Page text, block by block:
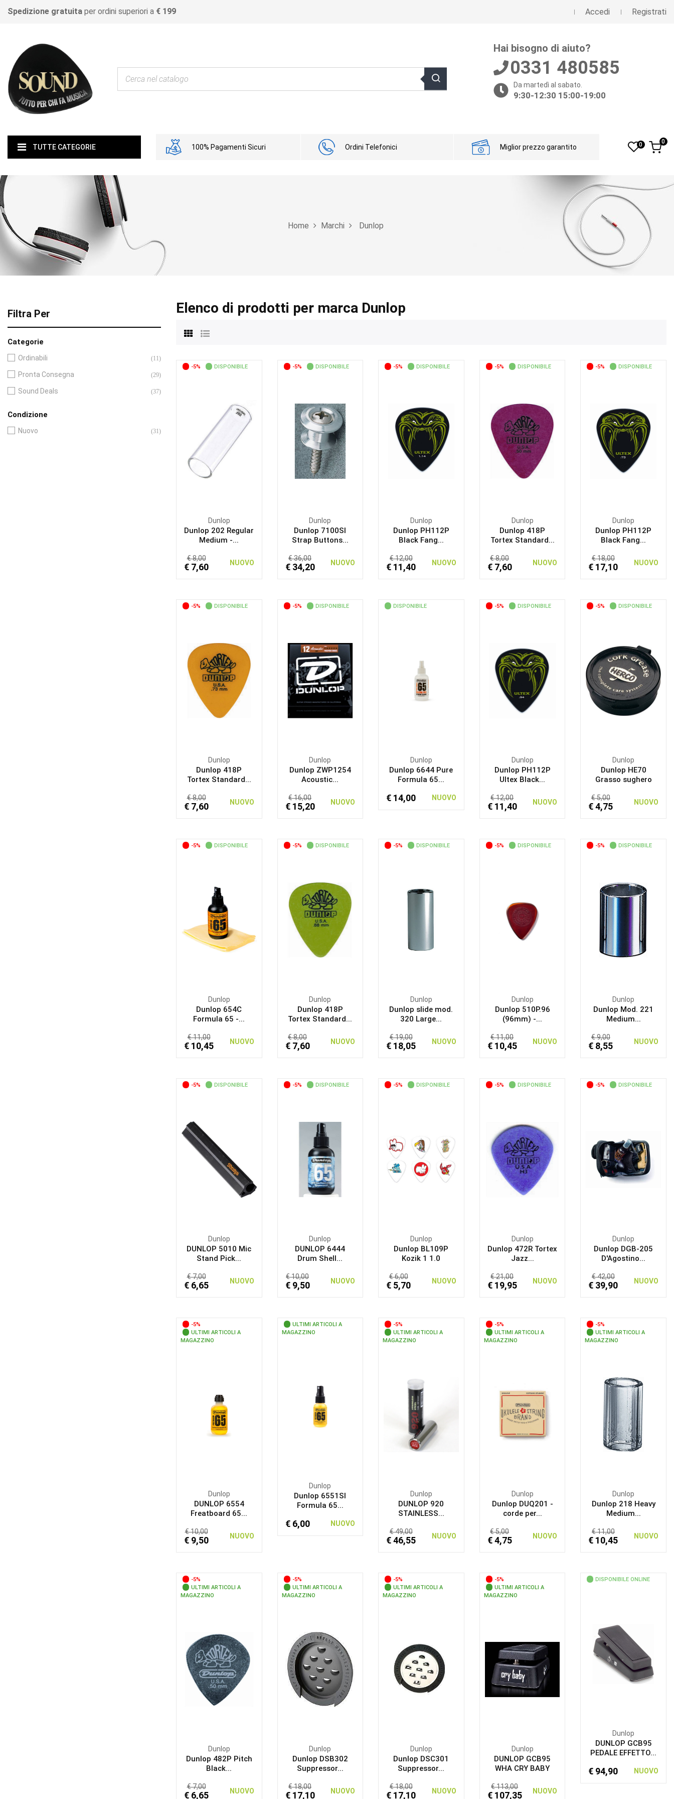
Spedizione gratuita per ordini superiori a € 199 Accedi Registrati
Hai bisogno di aiuto?
0331 480585
Da martedì al sabato.
9:30-12:30 15:00-19:00
TUTTE CATEGORIE 100% Pagamenti Sicuri Ordini Telefonici Miglior prezzo garantito 0 0
Home Marchi Dunlop
Filtra Per
Categorie
Ordinabili (11)
Pronta Consegna (29)
Sound Deals (37)
Condizione
Nuovo (31)
Elenco di prodotti per marca Dunlop
-5% DISPONIBILE
Dunlop
Dunlop 202 Regular
Medium -...
€ 8,00
€ 7,60 NUOVO
-5% DISPONIBILE
Dunlop
Dunlop 7100SI
Strap Buttons...
€ 36,00
€ 34,20 NUOVO
-5% DISPONIBILE
Dunlop
Dunlop PH112P
Black Fang...
€ 12,00
€ 11,40 NUOVO
-5% DISPONIBILE
Dunlop
Dunlop 418P
Tortex Standard...
€ 8,00
€ 7,60 NUOVO
-5% DISPONIBILE
Dunlop
Dunlop PH112P
Black Fang...
€ 18,00
€ 17,10 NUOVO
-5% DISPONIBILE
Dunlop
Dunlop 418P
Tortex Standard...
€ 8,00
€ 7,60 NUOVO
-5% DISPONIBILE
Dunlop
Dunlop ZWP1254
Acoustic...
€ 16,00
€ 15,20 NUOVO
DISPONIBILE
Dunlop
Dunlop 6644 Pure
Formula 65...
€ 14,00 NUOVO
-5% DISPONIBILE
Dunlop
Dunlop PH112P
Ultex Black...
€ 12,00
€ 11,40 NUOVO
-5% DISPONIBILE
Dunlop
Dunlop HE70
Grasso sughero
€ 5,00
€ 4,75 NUOVO
-5% DISPONIBILE
Dunlop
Dunlop 654C
Formula 65 -...
€ 11,00
€ 10,45 NUOVO
-5% DISPONIBILE
Dunlop
Dunlop 418P
Tortex Standard...
€ 8,00
€ 7,60 NUOVO
-5% DISPONIBILE
Dunlop
Dunlop slide mod.
320 Large...
€ 19,00
€ 18,05 NUOVO
-5% DISPONIBILE
Dunlop
Dunlop 510P.96
(96mm) -...
€ 11,00
€ 10,45 NUOVO
-5% DISPONIBILE
Dunlop
Dunlop Mod. 221
Medium...
€ 9,00
€ 8,55 NUOVO
-5% DISPONIBILE
Dunlop
DUNLOP 5010 Mic
Stand Pick...
€ 7,00
€ 6,65 NUOVO
-5% DISPONIBILE
Dunlop
DUNLOP 6444
Drum Shell...
€ 10,00
€ 9,50 NUOVO
-5% DISPONIBILE
Dunlop
Dunlop BL109P
Kozik 1 1.0
€ 6,00
€ 5,70 NUOVO
-5% DISPONIBILE
Dunlop
Dunlop 472R Tortex
Jazz...
€ 21,00
€ 19,95 NUOVO
-5% DISPONIBILE
Dunlop
Dunlop DGB-205
D'Agostino...
€ 42,00
€ 39,90 NUOVO
-5%
ULTIMI ARTICOLI A
MAGAZZINO
Dunlop
DUNLOP 6554
Freatboard 65...
€ 10,00
€ 9,50 NUOVO
ULTIMI ARTICOLI A
MAGAZZINO
Dunlop
Dunlop 6551SI
Formula 65...
€ 6,00 NUOVO
-5%
ULTIMI ARTICOLI A
MAGAZZINO
Dunlop
DUNLOP 920
STAINLESS...
€ 49,00
€ 46,55 NUOVO
-5%
ULTIMI ARTICOLI A
MAGAZZINO
Dunlop
Dunlop DUQ201 -
corde per...
€ 5,00
€ 4,75 NUOVO
-5%
ULTIMI ARTICOLI A
MAGAZZINO
Dunlop
Dunlop 218 Heavy
Medium...
€ 11,00
€ 10,45 NUOVO
-5%
ULTIMI ARTICOLI A
MAGAZZINO
Dunlop
Dunlop 482P Pitch
Black...
€ 7,00
€ 6,65 NUOVO
-5%
ULTIMI ARTICOLI A
MAGAZZINO
Dunlop
Dunlop DSB302
Suppressor...
€ 18,00
€ 17,10 NUOVO
-5%
ULTIMI ARTICOLI A
MAGAZZINO
Dunlop
Dunlop DSC301
Suppressor...
€ 18,00
€ 17,10 NUOVO
-5%
ULTIMI ARTICOLI A
MAGAZZINO
Dunlop
DUNLOP GCB95
WHA CRY BABY
€ 113,00
€ 107,35 NUOVO
DISPONIBILE ONLINE
Dunlop
DUNLOP GCB95
PEDALE EFFETTO...
€ 94,90 NUOVO